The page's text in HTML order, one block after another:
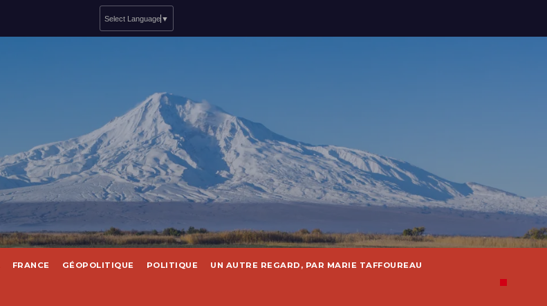
Select Language ▼
FRANCE GÉOPOLITIQUE POLITIQUE UN AUTRE REGARD, PAR MARIE TAFFOUREAU